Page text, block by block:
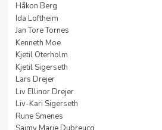
Håkon Berg
Ida Loftheim
Jan Tore Tornes
Kenneth Moe
Kjetil Oterholm
Kjetil Sigerseth
Lars Drejer
Liv Ellinor Drejer
Liv-Kari Sigerseth
Rune Smenes